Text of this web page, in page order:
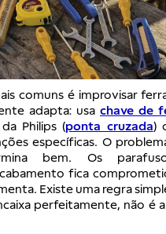
comuns é improvisar
adapta: usa chave de
Philips (ponta cruzada)
específicas. O
bem. Os
fica
Existe uma regra
perfeitamente, não é